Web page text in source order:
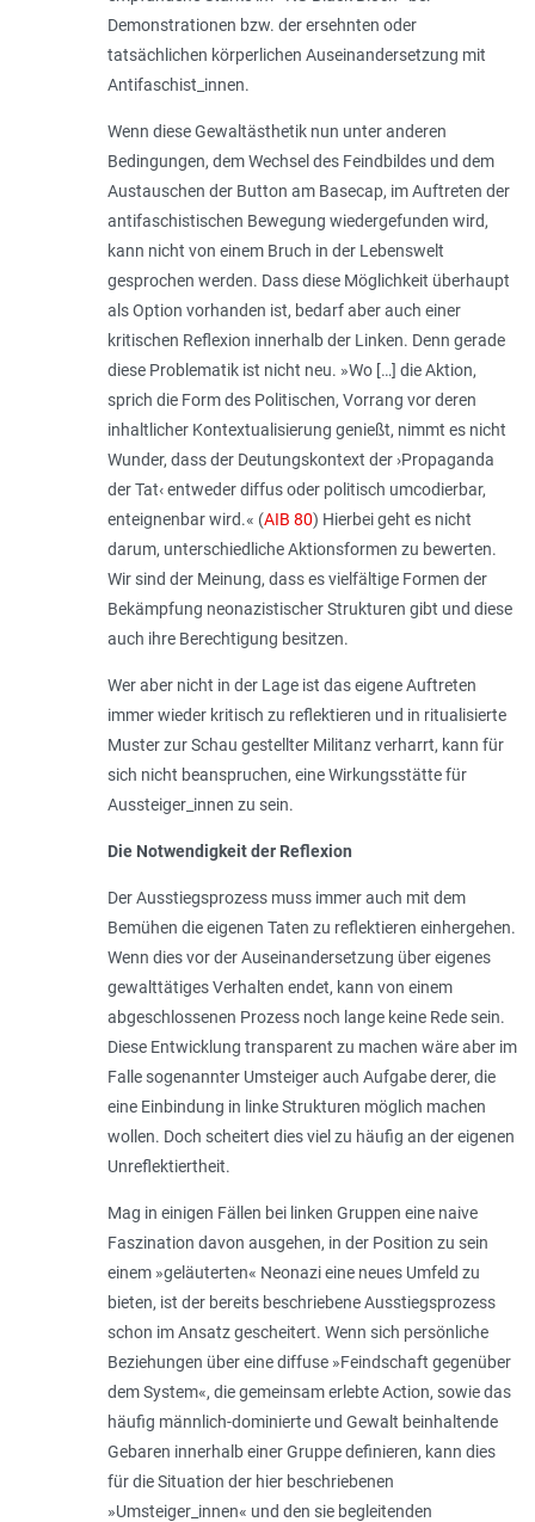
Demonstrationen bzw. der ersehnten oder
tatsächlichen körperlichen Auseinandersetzung mit
Antifaschist_innen.
Wenn diese Gewaltästhetik nun unter anderen
Bedingungen, dem Wechsel des Feindbildes und dem
Austauschen der Button am Basecap, im Auftreten der
antifaschistischen Bewegung wiedergefunden wird,
kann nicht von einem Bruch in der Lebenswelt
gesprochen werden. Dass diese Möglichkeit überhaupt
als Option vorhanden ist, bedarf aber auch einer
kritischen Reflexion innerhalb der Linken. Denn gerade
diese Problematik ist nicht neu. »Wo […] die Aktion,
sprich die Form des Politischen, Vorrang vor deren
inhaltlicher Kontextualisierung genießt, nimmt es nicht
Wunder, dass der Deutungskontext der ›Propaganda
der Tat‹ entweder diffus oder politisch umcodierbar,
enteignenbar wird.« (AIB 80) Hierbei geht es nicht
darum, unterschiedliche Aktionsformen zu bewerten.
Wir sind der Meinung, dass es vielfältige Formen der
Bekämpfung neonazistischer Strukturen gibt und diese
auch ihre Berechtigung besitzen.
Wer aber nicht in der Lage ist das eigene Auftreten
immer wieder kritisch zu reflektieren und in ritualisierte
Muster zur Schau gestellter Militanz verharrt, kann für
sich nicht beanspruchen, eine Wirkungsstätte für
Aussteiger_innen zu sein.
Die Notwendigkeit der Reflexion
Der Ausstiegsprozess muss immer auch mit dem
Bemühen die eigenen Taten zu reflektieren einhergehen.
Wenn dies vor der Auseinandersetzung über eigenes
gewalttätiges Verhalten endet, kann von einem
abgeschlossenen Prozess noch lange keine Rede sein.
Diese Entwicklung transparent zu machen wäre aber im
Falle sogenannter Umsteiger auch Aufgabe derer, die
eine Einbindung in linke Strukturen möglich machen
wollen. Doch scheitert dies viel zu häufig an der eigenen
Unreflektiertheit.
Mag in einigen Fällen bei linken Gruppen eine naive
Faszination davon ausgehen, in der Position zu sein
einem »geläuterten« Neonazi eine neues Umfeld zu
bieten, ist der bereits beschriebene Ausstiegsprozess
schon im Ansatz gescheitert. Wenn sich persönliche
Beziehungen über eine diffuse »Feindschaft gegenüber
dem System«, die gemeinsam erlebte Action, sowie das
häufig männlich-dominierte und Gewalt beinhaltende
Gebaren innerhalb einer Gruppe definieren, kann dies
für die Situation der hier beschriebenen
»Umsteiger_innen« und den sie begleitenden